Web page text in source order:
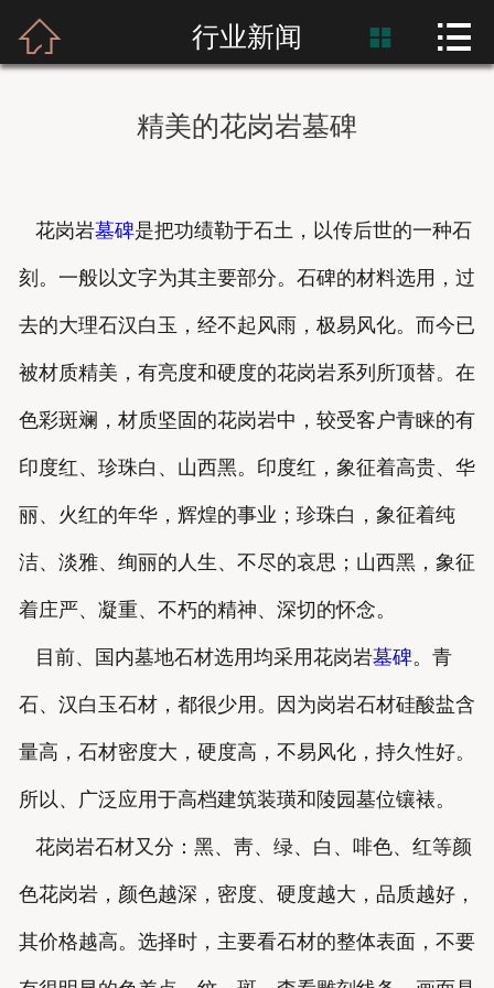
首页
新闻资讯
工程案例
 行业新闻  
精美的花岗岩墓碑
花岗岩墓碑是把功绩勒于石土，以传后世的一种石
刻。一般以文字为其主要部分。石碑的材料选用，过
去的大理石汉白玉，经不起风雨，极易风化。而今已
被材质精美，有亮度和硬度的花岗岩系列所顶替。在
色彩斑斓，材质坚固的花岗岩中，较受客户青睐的有
印度红、珍珠白、山西黑。印度红，象征着高贵、华
丽、火红的年华，辉煌的事业；珍珠白，象征着纯
洁、淡雅、绚丽的人生、不尽的哀思；山西黑，象征
着庄严、凝重、不朽的精神、深切的怀念。
目前、国内墓地石材选用均采用花岗岩墓碑。青
石、汉白玉石材，都很少用。因为岗岩石材硅酸盐含
量高，石材密度大，硬度高，不易风化，持久性好。
所以、广泛应用于高档建筑装璜和陵园墓位镶裱。
花岗岩石材又分：黑、靑、绿、白、啡色、红等颜
色花岗岩，颜色越深，密度、硬度越大，品质越好，
其价格越高。选择时，主要看石材的整体表面，不要